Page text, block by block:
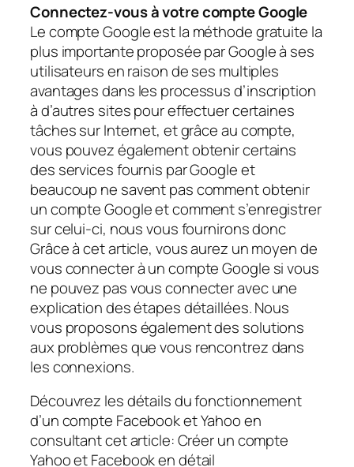
Connectez-vous à votre compte Google
Le compte Google est la méthode gratuite la
plus importante proposée par Google à ses
utilisateurs en raison de ses multiples
avantages dans les processus d’inscription
à d’autres sites pour effectuer certaines
tâches sur Internet, et grâce au compte,
vous pouvez également obtenir certains
des services fournis par Google et
beaucoup ne savent pas comment obtenir
un compte Google et comment s’enregistrer
sur celui-ci, nous vous fournirons donc
Grâce à cet article, vous aurez un moyen de
vous connecter à un compte Google si vous
ne pouvez pas vous connecter avec une
explication des étapes détaillées. Nous
vous proposons également des solutions
aux problèmes que vous rencontrez dans
les connexions.
Découvrez les détails du fonctionnement
d’un compte Facebook et Yahoo en
consultant cet article: Créer un compte
Yahoo et Facebook en détail